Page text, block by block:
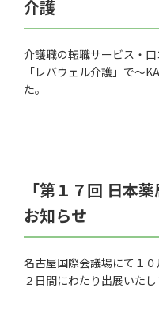
介護
介護職の転職サービス・
「レバウェル介護」で～
た。
「第１７回 日本
お知らせ
名古屋国際会議場にて１
２日間にわたり出展いたし